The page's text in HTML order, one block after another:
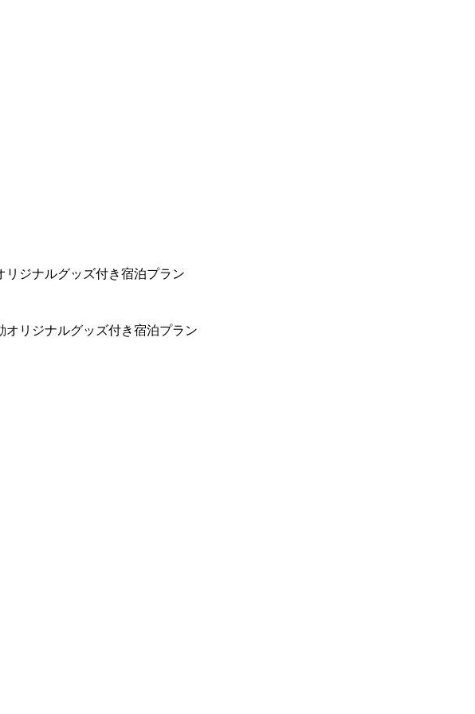
ジナルグッズ付き宿泊プラン
リジナルグッズ付き宿泊プラン